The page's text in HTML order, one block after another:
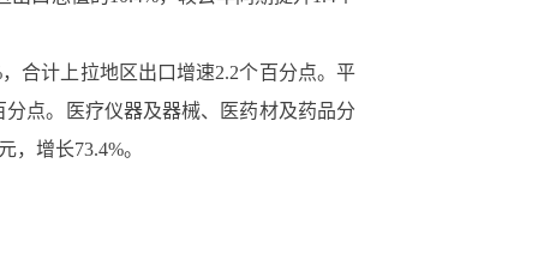
合计上拉地区出口增速2.2个百分点。平
分点。医疗仪器及器械、医药材及药品分
，增长73.4%。